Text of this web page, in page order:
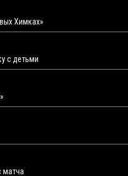
Химках»
с детьми
матча